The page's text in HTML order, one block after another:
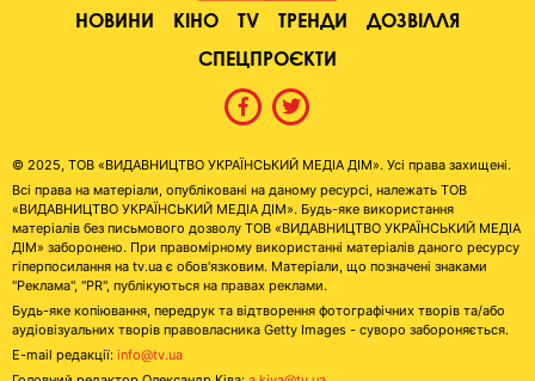
НОВИНИ КІНО TV ТРЕНДИ
ДОЗВІЛЛЯ
СПЕЦПРОЄКТИ
© 2025, ТОВ «ВИДАВНИЦТВО УКРАЇНСЬКИЙ МЕДІА ДІМ». Усі права захищені.
Всі права на матеріали, опубліковані на даному ресурсі, належать ТОВ
«ВИДАВНИЦТВО УКРАЇНСЬКИЙ МЕДІА ДІМ». Будь-яке використання
матеріалів без письмового дозволу ТОВ «ВИДАВНИЦТВО УКРАЇНСЬКИЙ МЕДІА
ДІМ» заборонено. При правомірному використанні матеріалів даного ресурсу
гіперпосилання на tv.ua є обов'язковим. Матеріали, що позначені знаками
"Реклама", "PR", публікуються на правах реклами.
Будь-яке копіювання, передрук та відтворення фотографічних творів та/або
аудіовізуальних творів правовласника Getty Images - суворо забороняється.
E-mail редакції: info@tv.ua